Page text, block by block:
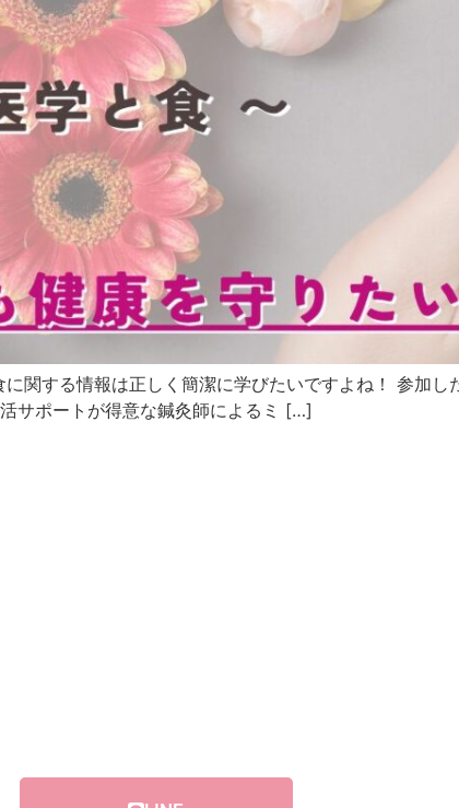
関する情報は正しく簡潔に学びたいですよね！ 参加し
サポートが得意な鍼灸師によるミ […]